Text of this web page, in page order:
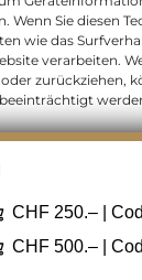
Wenn Sie diesen
wie das
verarbeiten.
zurückziehen,
Ablehnen
URAY
Data
CHF 250.– |
CHF 500.– |